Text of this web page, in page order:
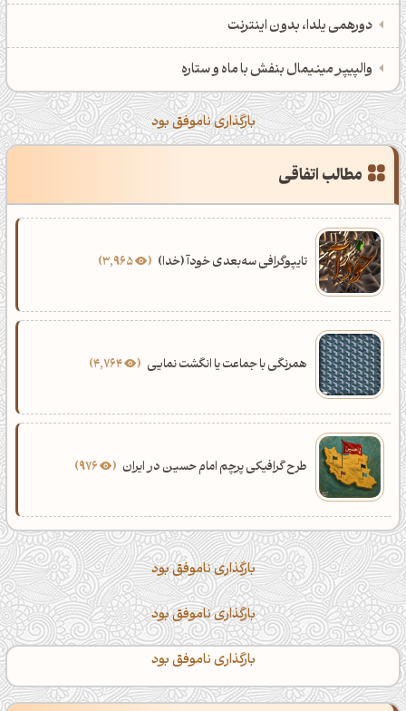
دورهمی یلدا، بدون اینترنت
والپیپر مینیمال بنفش با ماه و ستاره
بارگذاری ناموفق بود
مطالب اتفاقی
تایپوگرافی سه‌بعدی خودآ (خدا) 3,965
همرنگی با جماعت یا انگشت نمایی 4,764
طرح گرافیکی پرچم امام حسین در ایران
بارگذاری ناموفق بود
بارگذاری ناموفق بود
بارگذاری ناموفق بود